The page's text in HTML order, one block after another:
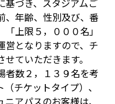
基づき、スタジアムご
、年齢、性別及び、番
上限５，０００名」
営となりますので、チ
ていただきます。
者数２，１３９名を考
チケットタイプ）、
アパスのお客様は、